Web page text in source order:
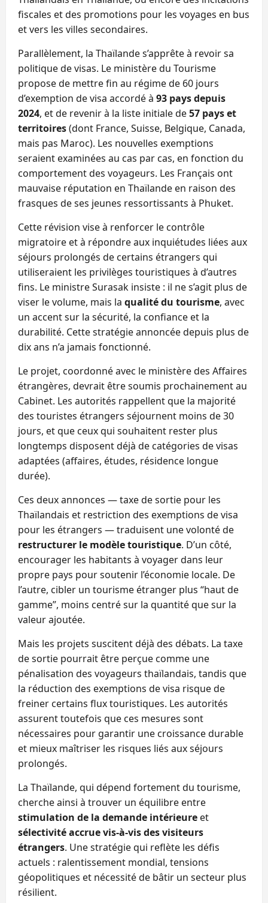
fiscales et des promotions pour les voyages en bus
et vers les villes secondaires.
Parallèlement, la Thaïlande s’apprête à revoir sa
politique de visas. Le ministère du Tourisme
propose de mettre fin au régime de 60 jours
d’exemption de visa accordé à 93 pays depuis
2024, et de revenir à la liste initiale de57 pays et
territoires(dont France, Suisse, Belgique, Canada,
mais pas Maroc). Les nouvelles exemptions
seraient examinées au cas par cas, en fonction du
comportement des voyageurs. Les Français ont
mauvaise réputation en Thaïlande en raison des
frasques de ses jeunes ressortissants à Phuket.
Cette révision vise à renforcer le contrôle
migratoire et à répondre aux inquiétudes liées aux
séjours prolongés de certains étrangers qui
utiliseraient les privilèges touristiques à d’autres
fins. Le ministre Surasak insiste : il ne s’agit plus de
viser le volume, mais la qualité du tourisme, avec
un accent sur la sécurité, la confiance et la
durabilité. Cette stratégie annoncée depuis plus de
dix ans n’a jamais fonctionné.
Le projet, coordonné avec le ministère des Affaires
étrangères, devrait être soumis prochainement au
Cabinet. Les autorités rappellent que la majorité
des touristes étrangers séjournent moins de 30
jours, et que ceux qui souhaitent rester plus
longtemps disposent déjà de catégories de visas
adaptées (affaires, études, résidence longue
durée).
Ces deux annonces — taxe de sortie pour les
Thaïlandais et restriction des exemptions de visa
pour les étrangers — traduisent une volonté de
restructurer le modèle touristique. D’un côté,
encourager les habitants à voyager dans leur
propre pays pour soutenir l’économie locale. De
l’autre, cibler un tourisme étranger plus “haut de
gamme”, moins centré sur la quantité que sur la
valeur ajoutée.
Mais les projets suscitent déjà des débats. La taxe
de sortie pourrait être perçue comme une
pénalisation des voyageurs thaïlandais, tandis que
la réduction des exemptions de visa risque de
freiner certains flux touristiques. Les autorités
assurent toutefois que ces mesures sont
nécessaires pour garantir une croissance durable
et mieux maîtriser les risques liés aux séjours
prolongés.
La Thaïlande, qui dépend fortement du tourisme,
cherche ainsi à trouver un équilibre entre
stimulation de la demande intérieure et
sélectivité accrue vis‑à‑vis des visiteurs
étrangers. Une stratégie qui reflète les défis
actuels : ralentissement mondial, tensions
géopolitiques et nécessité de bâtir un secteur plus
résilient.